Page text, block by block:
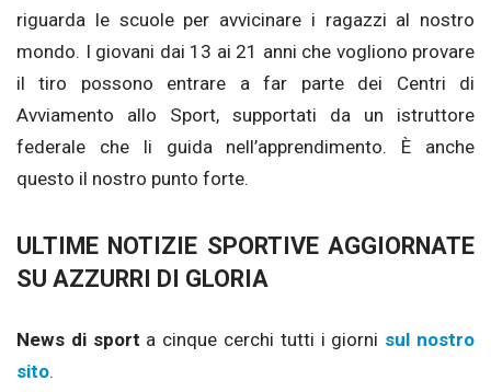
riguarda le scuole per avvicinare i ragazzi al nostro
mondo. I giovani dai 13 ai 21 anni che vogliono provare
il tiro possono entrare a far parte dei Centri di
Avviamento allo Sport, supportati da un istruttore
federale che li guida nell’apprendimento. È anche
questo il nostro punto forte.
ULTIME NOTIZIE SPORTIVE AGGIORNATE
SU AZZURRI DI GLORIA
News di sport a cinque cerchi tutti i giorni sul nostro
sito.